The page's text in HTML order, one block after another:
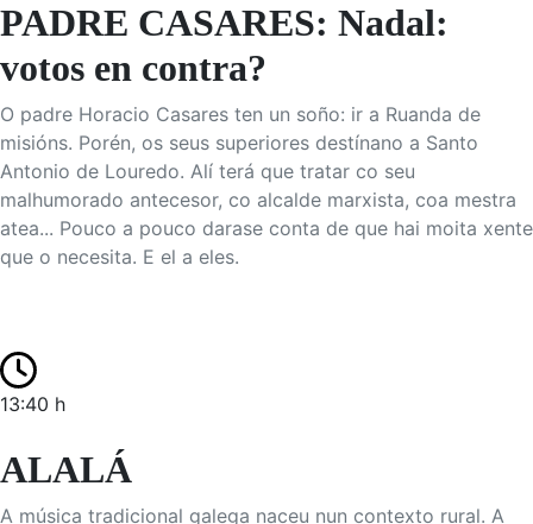
PADRE CASARES: Nadal:
votos en contra?
O padre Horacio Casares ten un soño: ir a Ruanda de
misións. Porén, os seus superiores destínano a Santo
Antonio de Louredo. Alí terá que tratar co seu
malhumorado antecesor, co alcalde marxista, coa mestra
atea... Pouco a pouco darase conta de que hai moita xente
que o necesita. E el a eles.
13:40 h
ALALÁ
A música tradicional galega naceu nun contexto rural. A